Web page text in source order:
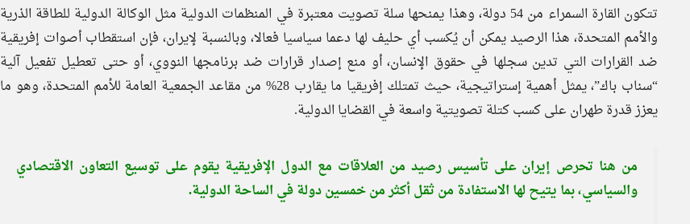
تتكون القارة السمراء من 54 دولة، وهذا يمنحها سلة تصويت معتبرة في المنظمات الدولية مثل الوكالة الدولية للطاقة الذرية
والأمم المتحدة، هذا الرصيد يمكن أن يُكسب أي حليف لها دعما سياسيا فعالا، وبالنسبة لإيران، فإن استقطاب أصوات إفريقية
ضد القرارات التي تدين سجلها في حقوق الإنسان، أو منع إصدار قرارات ضد برنامجها النووي، أو حتى تعطيل تفعيل آلية
“سناب باك”، يمثل أهمية إستراتيجية، حيث تمتلك إفريقيا ما يقارب 28% من مقاعد الجمعية العامة للأمم المتحدة، وهو ما
يعزز قدرة طهران على كسب كتلة تصويتية واسعة في القضايا الدولية.
من هنا تحرص إيران على تأسيس رصيد من العلاقات مع الدول الإفريقية يقوم على توسيع التعاون الاقتصادي
والسياسي، بما يتيح لها الاستفادة من ثقل أكثر من خمسين دولة في الساحة الدولية.